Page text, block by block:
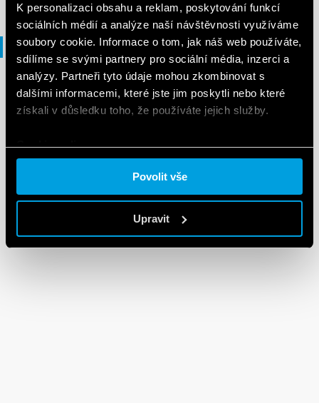
K personalizaci obsahu a reklam, poskytování funkcí
sociálních médií a analýze naší návštěvnosti využíváme
soubory cookie. Informace o tom, jak náš web používáte,
sdílíme se svými partnery pro sociální média, inzerci a
analýzy. Partneři tyto údaje mohou zkombinovat s
dalšími informacemi, které jste jim poskytli nebo které
získali v důsledku toho, že používáte jejich služby.
Cookie policy.
Povolit vše
Upravit
Soubory DXF
SOUBORY DXF
90 Series